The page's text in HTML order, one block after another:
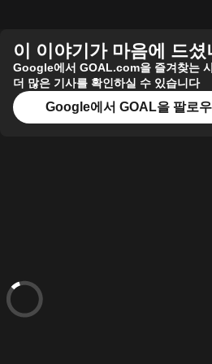
이 이야기가 마음에 드셨
Google에서 GOAL.com을 즐겨찾는
더 많은 기사를 확인하실 수 있습니다
Google에서 GOAL을 팔로